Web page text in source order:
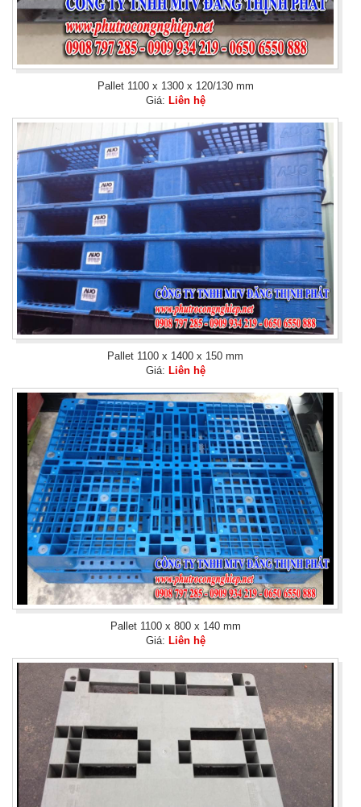
Pallet 1100 x 1300 x 120/130 mm
Giá: Liên hệ
Phù hợp cho việc lưu kho bãi hàng nặng và ngoài trời,
Pallet 1100 x 1400 x 150 mm
Giá: Liên hệ
Phù hợp cho việc lưu kho và những kiện hàng có kích
thước nhỏ, Hàng nhập giá rẽ chỉ = 50% giá mới,...
Pallet 1100 x 800 x 140 mm
Giá: Liên hệ